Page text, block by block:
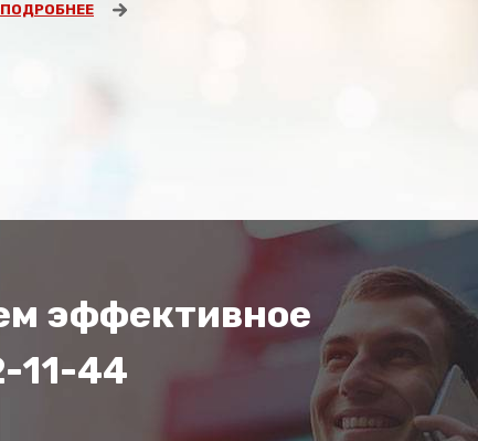
ПОДРОБНЕЕ
эффективное
11-44